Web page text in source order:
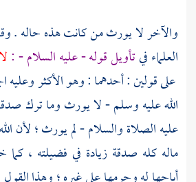
والآخر لا يورث من كانت هذه حاله .
العلماء فيتأويل قوله - عليه السلام - :
على قولين : أحدهما : وهو الأكثر وعليه
الله عليه وسلم - لا يورث وما ترك
عليه الصلاة والسلام - لم يورث ؛ لأن
ماله كله صدقة زيادة في فضيلته ،